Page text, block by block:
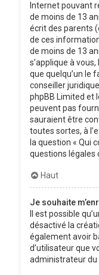
Internet pouvant
de moins de 13
écrit des parents
de ces
de moins de 13
s’applique à
que quelqu’un le
conseiller
phpBB Limited et
peuvent pas
sauraient être
toutes sortes, à
la question « Qui
questions légales
Haut
Je souhaite
Il est possible
désactivé la
également avoir
d’utilisateur que
administrateur du